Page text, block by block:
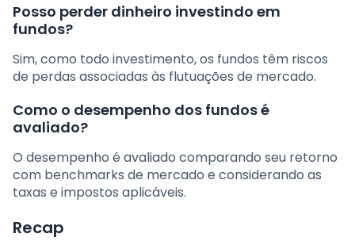
Posso perder dinheiro investindo em
fundos?
Sim, como todo investimento, os fundos têm riscos
de perdas associadas às flutuações de mercado.
Como o desempenho dos fundos é
avaliado?
O desempenho é avaliado comparando seu retorno
com benchmarks de mercado e considerando as
taxas e impostos aplicáveis.
Recap